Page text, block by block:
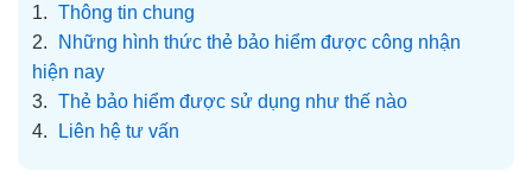
1. Thông tin chung
2.
Những hình thức thẻ bảo hiểm được công nhận
hiện nay
3. Thẻ bảo hiểm được sử dụng như thế nào
4.
Liên hệ tư vấn